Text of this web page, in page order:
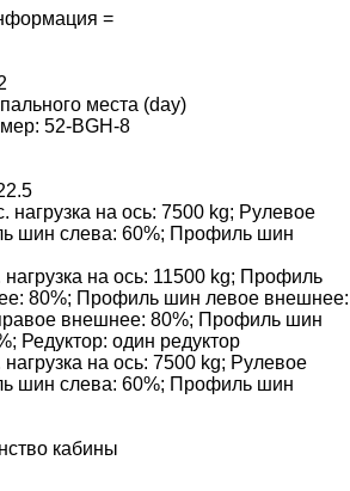
=
места (day)
52-BGH-8
нагрузка на ось: 7500 kg; Рулевое
шин слева: 60%; Профиль шин
на ось: 11500 kg; Профиль
80%; Профиль шин левое внешнее:
внешнее: 80%; Профиль шин
Редуктор: один редуктор
на ось: 7500 kg; Рулевое
шин слева: 60%; Профиль шин
кабины